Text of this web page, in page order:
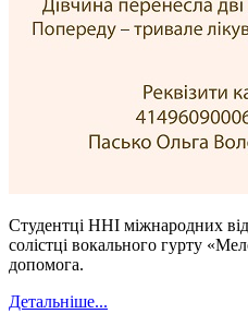
Студентці ННІ міжнародних
солістці вокального гурту
допомога.
Детальніше...